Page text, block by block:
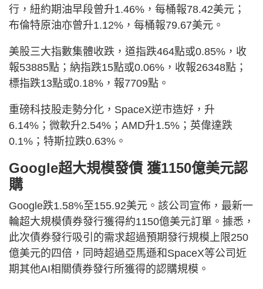
行，紐約期油早段曾升1.46%，每桶報78.42美元；
布倫特原油亦曾升1.12%，每桶報79.67美元。
美股三大指數集體收跌，道指跌464點或0.85%，收
報53885點；納指跌15點或0.06%，收報26348點；
標指跌13點或0.18%，報7709點。
重磅科技股走勢分化，SpaceX逆市造好，升
6.14%；微軟升2.54%；AMD升1.5%；英偉達跌
0.1%；特斯拉跌0.63%。
Google超大規模發債 獲1150億美元認
購
Google跌1.58%至155.92美元。該公司宣佈，最新一
輪超大規模債券發行獲得約1150億美元訂單。據悉，
此次債券發行吸引的需求超過預期發行規模上限250
億美元的四倍，同時超過亞馬遜和SpaceX等公司近
期其他AI相關債券發行所獲得的認購規模。